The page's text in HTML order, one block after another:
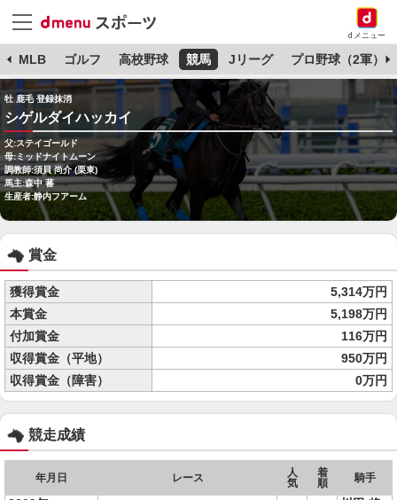
dメニュー
MLB ゴルフ 高校野球 競馬 Jリーグ プロ野球（2軍）
牡 鹿毛 登録抹消
シゲルダイハッカイ
父:ステイゴールド
母:ミッドナイトムーン
調教師:須貝 尚介 (栗東)
馬主:森中 蕃
生産者:静内フアーム
賞金
獲得賞金
5,314万円
本賞金
5,198万円
付加賞金
116万円
収得賞金（平地）
950万円
収得賞金（障害）
0万円
競走成績
年月日 レース
人
気
着
順
騎手